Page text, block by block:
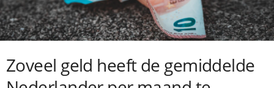
Zoveel geld heeft de gemiddelde